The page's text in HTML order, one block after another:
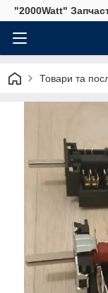
"2000Watt"
Товари та